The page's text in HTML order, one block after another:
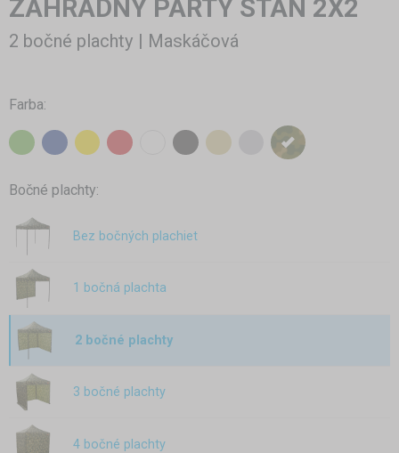
ZÁHRADNÝ PÁRTY STAN 2X2
2 bočné plachty | Maskáčová
Farba:
Bočné plachty:
Bez bočných plachiet
1 bočná plachta
2 bočné plachty
3 bočné plachty
4 bočné plachty